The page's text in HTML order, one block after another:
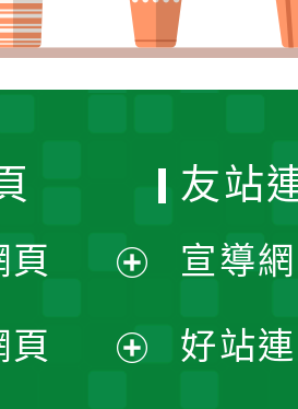
頁
開
頁
友站
宣導
好站